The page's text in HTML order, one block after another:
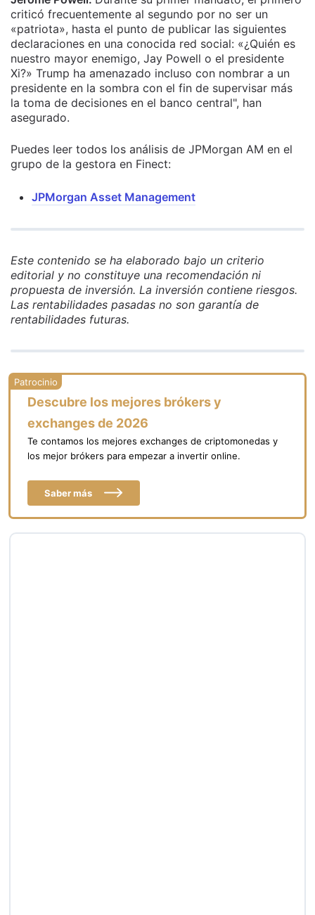
criticó frecuentemente al segundo por no ser un
«patriota», hasta el punto de publicar las siguientes
declaraciones en una conocida red social: «¿Quién es
nuestro mayor enemigo, Jay Powell o el presidente
Xi?» Trump ha amenazado incluso con nombrar a un
presidente en la sombra con el fin de supervisar más
la toma de decisiones en el banco central", han
asegurado.
Puedes leer todos los análisis de JPMorgan AM en el
grupo de la gestora en Finect:
JPMorgan Asset Management
Este contenido se ha elaborado bajo un criterio
editorial y no constituye una recomendación ni
propuesta de inversión. La inversión contiene riesgos.
Las rentabilidades pasadas no son garantía de
rentabilidades futuras.
Descubre los mejores brókers y
exchanges de 2026
Te contamos los mejores exchanges de criptomonedas y
los mejor brókers para empezar a invertir online.
Saber más